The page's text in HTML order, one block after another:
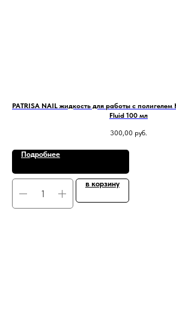
PATRISA NAIL жидкость для работы с
Fluid 100 мл
300,00 руб.
Подробнее
в корзину